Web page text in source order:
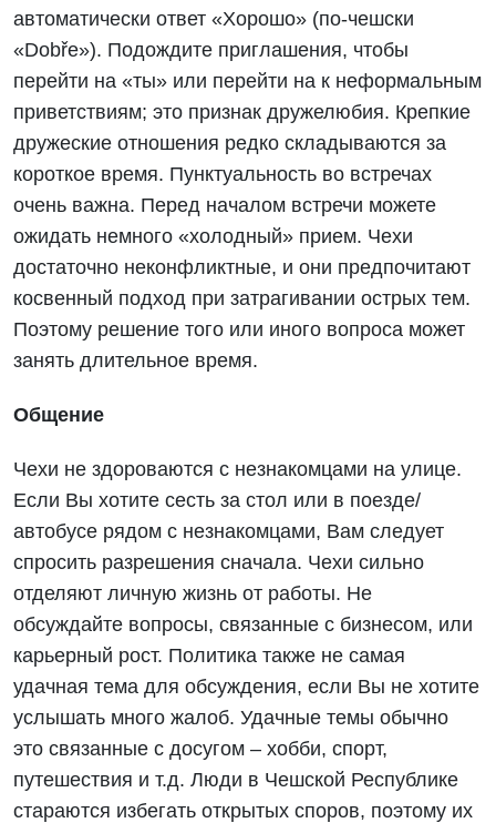
автоматически ответ «Хорошо» (по-чешски
«Dobře»). Подождите приглашения, чтобы
перейти на «ты» или перейти на к неформальным
приветствиям; это признак дружелюбия. Крепкие
дружеские отношения редко складываются за
короткое время. Пунктуальность во встречах
очень важна. Перед началом встречи можете
ожидать немного «холодный» прием. Чехи
достаточно неконфликтные, и они предпочитают
косвенный подход при затрагивании острых тем.
Поэтому решение того или иного вопроса может
занять длительное время.
Общение
Чехи не здороваются с незнакомцами на улице.
Если Вы хотите сесть за стол или в поезде/
автобусе рядом с незнакомцами, Вам следует
спросить разрешения сначала. Чехи сильно
отделяют личную жизнь от работы. Не
обсуждайте вопросы, связанные с бизнесом, или
карьерный рост. Политика также не самая
удачная тема для обсуждения, если Вы не хотите
услышать много жалоб. Удачные темы обычно
это связанные с досугом – хобби, спорт,
путешествия и т.д. Люди в Чешской Республике
стараются избегать открытых споров, поэтому их